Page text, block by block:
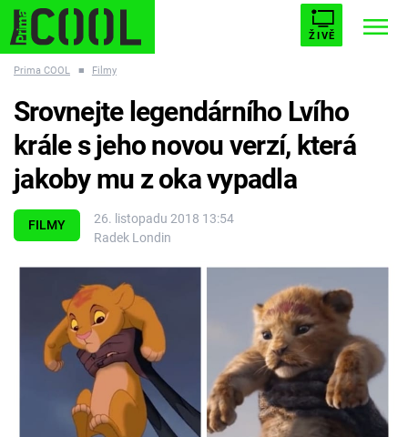
ŽIVĚ
ESCAPE PLNEJ KOTEL AVENGERS 5
Témata
Seriály
Cool Esport
Prima COOL ■ Filmy
FILMY
26. listopadu 2018 13:54
Radek Londin
Srovnejte legendárního Lvího
krále s jeho novou verzí, která
jakoby mu z oka vypadla